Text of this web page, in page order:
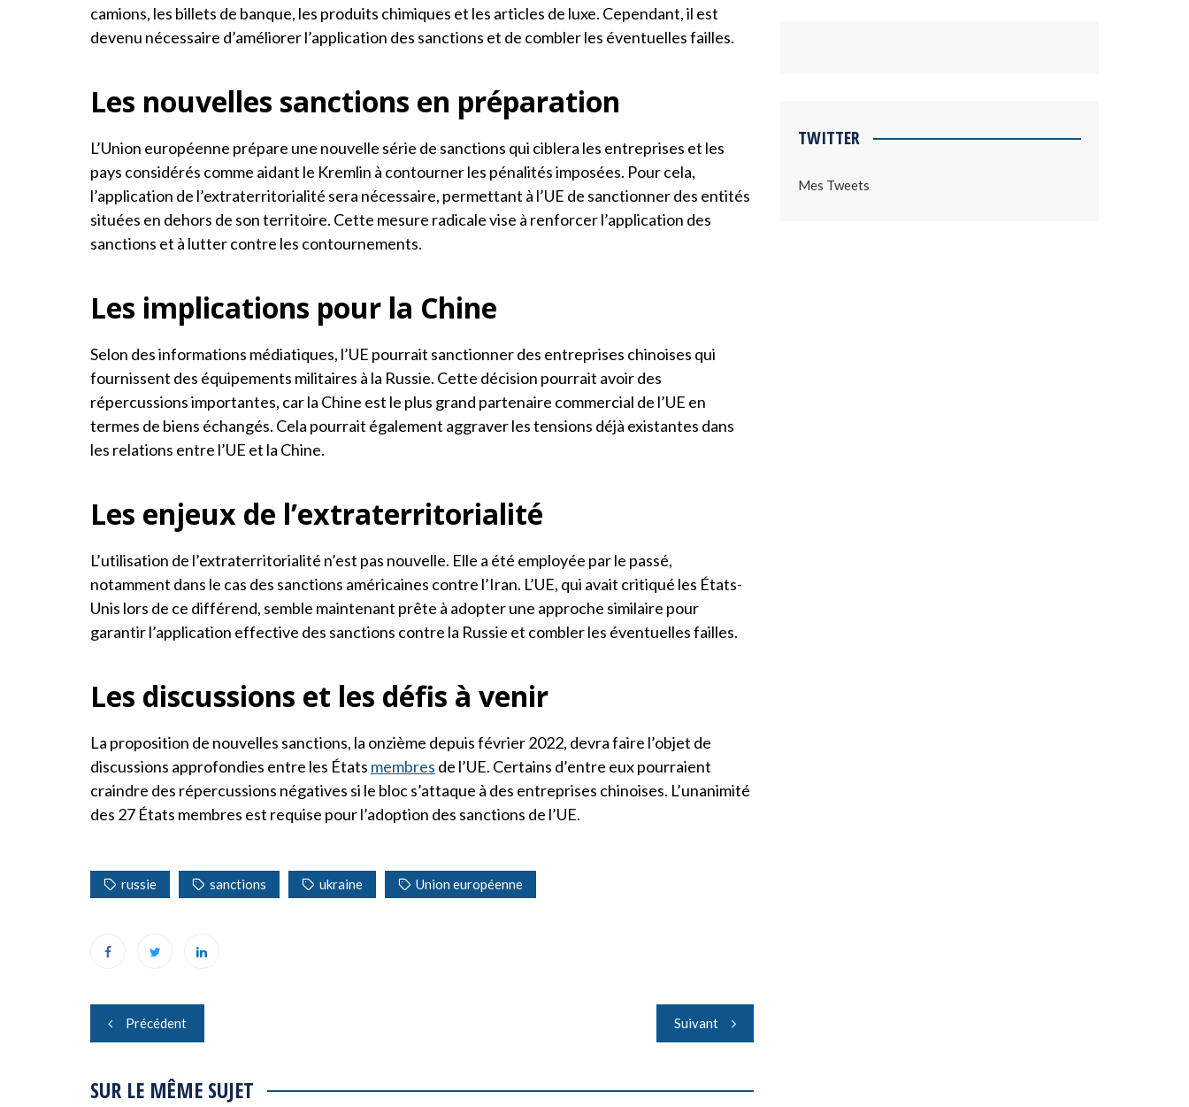
camions, les billets de banque, les produits chimiques et les articles de luxe. Cependant, il est
devenu nécessaire d’améliorer l’application des sanctions et de combler les éventuelles failles.
Les nouvelles sanctions en préparation
L’Union européenne prépare une nouvelle série de sanctions qui ciblera les entreprises et les
pays considérés comme aidant le Kremlin à contourner les pénalités imposées. Pour cela,
l’application de l’extraterritorialité sera nécessaire, permettant à l’UE de sanctionner des entités
situées en dehors de son territoire. Cette mesure radicale vise à renforcer l’application des
sanctions et à lutter contre les contournements.
Les implications pour la Chine
Selon des informations médiatiques, l’UE pourrait sanctionner des entreprises chinoises qui
fournissent des équipements militaires à la Russie. Cette décision pourrait avoir des
répercussions importantes, car la Chine est le plus grand partenaire commercial de l’UE en
termes de biens échangés. Cela pourrait également aggraver les tensions déjà existantes dans
les relations entre l’UE et la Chine.
Les enjeux de l’extraterritorialité
L’utilisation de l’extraterritorialité n’est pas nouvelle. Elle a été employée par le passé,
notamment dans le cas des sanctions américaines contre l’Iran. L’UE, qui avait critiqué les États-
Unis lors de ce différend, semble maintenant prête à adopter une approche similaire pour
garantir l’application effective des sanctions contre la Russie et combler les éventuelles failles.
Les discussions et les défis à venir
La proposition de nouvelles sanctions, la onzième depuis février 2022, devra faire l’objet de
discussions approfondies entre les États membres de l’UE. Certains d’entre eux pourraient
craindre des répercussions négatives si le bloc s’attaque à des entreprises chinoises. L’unanimité
des 27 États membres est requise pour l’adoption des sanctions de l’UE.
russie sanctions ukraine Union européenne
Navigation
de
l’article
Précédent Suivant
SUR LE MÊME SUJET
TWITTER
Mes Tweets